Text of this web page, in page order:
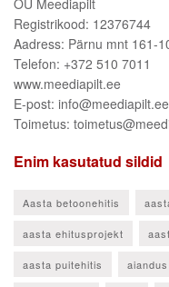
OÜ Meediapilt
Registrikood: 12376744
Aadress: Pärnu mnt 161-
Telefon: +372 510 7011
www.meediapilt.ee
E-post: info@meediapilt.ee
Toimetus:
Enim kasutatud sildid
Aasta betoonehitis
aasta ehitusprojekt
aasta puitehitis aiandus